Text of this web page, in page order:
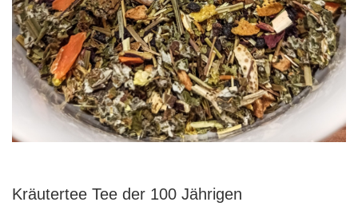
Kräutertee Tee der 100 Jährigen